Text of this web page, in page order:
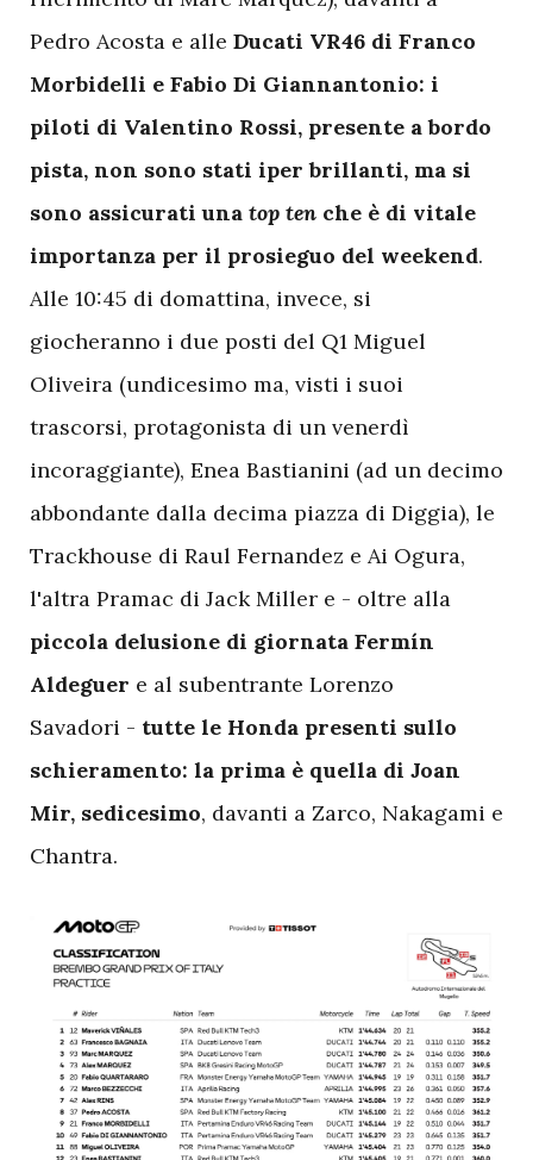
Pedro Acosta e alle Ducati VR46 di Franco
Morbidelli e Fabio Di Giannantonio: i
piloti di Valentino Rossi, presente a bordo
pista, non sono stati iper brillanti, ma si
sono assicurati una top ten che è di vitale
importanza per il prosieguo del weekend.
Alle 10:45 di domattina, invece, si
giocheranno i due posti del Q1 Miguel
Oliveira (undicesimo ma, visti i suoi
trascorsi, protagonista di un venerdì
incoraggiante), Enea Bastianini (ad un decimo
abbondante dalla decima piazza di Diggia), le
Trackhouse di Raul Fernandez e Ai Ogura,
l'altra Pramac di Jack Miller e - oltre alla
piccola delusione di giornata Fermín
Aldeguer e al subentrante Lorenzo
Savadori - tutte le Honda presenti sullo
schieramento: la prima è quella di Joan
Mir, sedicesimo, davanti a Zarco, Nakagami e
Chantra.